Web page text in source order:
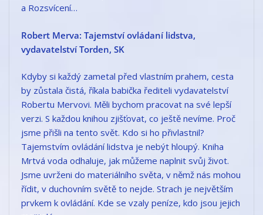
a Rozsvícení…
Robert Merva: Tajemství ovládaní lidstva,
vydavatelství Torden, SK
Kdyby si každý zametal před vlastním prahem, cesta
by zůstala čistá, říkala babička řediteli vydavatelství
Robertu Mervovi. Měli bychom pracovat na své lepší
verzi. S každou knihou zjišťovat, co ještě nevíme. Proč
jsme přišli na tento svět. Kdo si ho přivlastnil?
Tajemstvím ovládání lidstva je nebýt hloupý. Kniha
Mrtvá voda odhaluje, jak můžeme naplnit svůj život.
Jsme uvrženi do materiálního světa, v němž nás mohou
řídit, v duchovním světě to nejde. Strach je největším
prvkem k ovládání. Kde se vzaly peníze, kdo jsou jejich